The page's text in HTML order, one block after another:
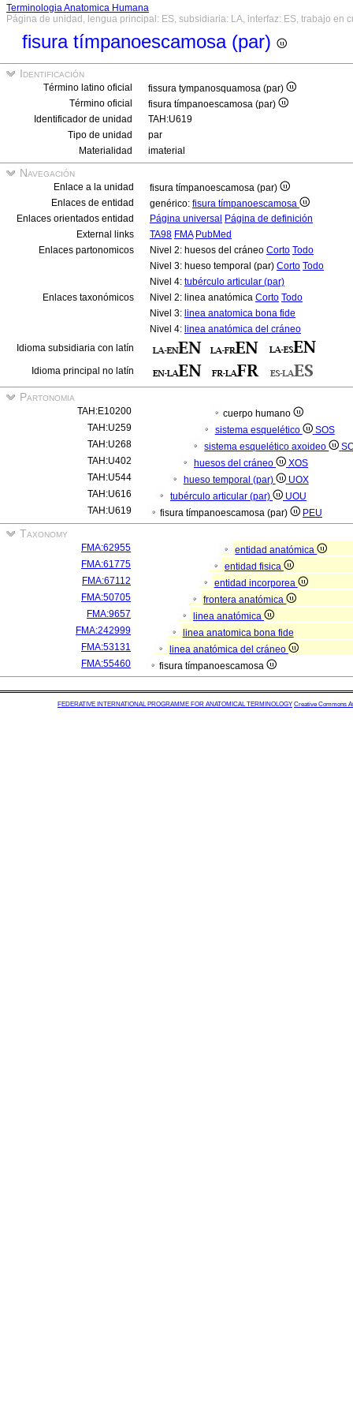
Terminologia Anatomica Humana
Página de unidad, lengua principal: ES, subsidiaria: LA, interfaz: ES, trabajo en
fisura tímpanoescamosa (par)
Identificación
Término latino oficial
fissura tympanosquamosa (par)
Término oficial
fisura tímpanoescamosa (par)
Identificador de unidad
TAH:U619
Tipo de unidad
par
Materialidad
imaterial
Navegación
Enlace a la unidad
fisura tímpanoescamosa (par)
Enlaces de entidad
genérico: fisura tímpanoescamosa
Enlaces orientados entidad
Página universal Página de definición
External links
TA98 FMA PubMed
Enlaces partonomicos
Nivel 2: huesos del cráneo Corto Todo
Nivel 3: hueso temporal (par) Corto Todo
Nivel 4: tubérculo articular (par)
Enlaces taxonómicos
Nivel 2: linea anatómica Corto Todo
Nivel 3: linea anatomica bona fide
Nivel 4: linea anatómica del cráneo
Idioma subsidiaria con latín
Idioma principal no latín
Partonomia
TAH:E10200
cuerpo humano
TAH:U259
sistema esquelético
SOS
TAH:U268
sistema esquelético axoideo
TAH:U402
huesos del cráneo
XOS
TAH:U544
hueso temporal (par)
UOX
TAH:U616
tubérculo articular (par)
UOU
TAH:U619
fisura tímpanoescamosa (par) PEU
Taxonomy
FMA:62955
entidad anatómica
FMA:61775
entidad fisica
FMA:67112
entidad incorporea
FMA:50705
frontera anatómica
FMA:9657
linea anatómica
FMA:242999
linea anatomica bona fide
FMA:53131
linea anatómica del cráneo
FMA:55460
fisura tímpanoescamosa
FEDERATIVE INTERNATIONAL PROGRAMME FOR ANATOMICAL TERMINOLOGY Creative Commons